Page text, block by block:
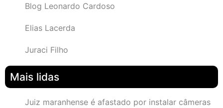
Blog Leonardo Cardoso
Elias Lacerda
Juraci Filho
Mais lidas
Juiz maranhense é afastado por instalar câmeras